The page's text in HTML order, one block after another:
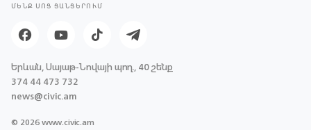
ՄԵՆՔ ՍՈՑ ՑԱՆՑԵՐՈՒՄ
Երևան, Սայաթ-Նովայի պող., 40 շենք
374 44 473 732
news@civic.am
© 2026 www.civic.am